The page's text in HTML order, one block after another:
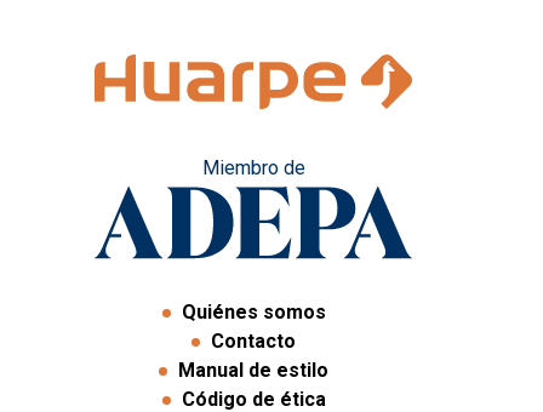
Miembro de
Quiénes somos
Contacto
Manual de estilo
Código de ética